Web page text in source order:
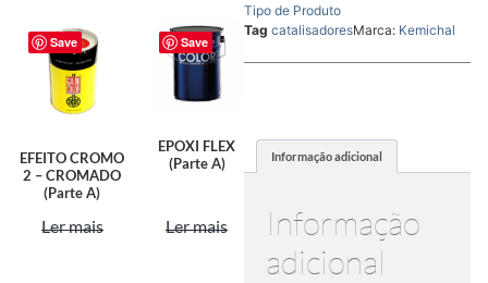
Save
EFEITO CROMO
2 – CROMADO
(Parte A)
Ler mais
Save
EPOXI FLEX
(Parte A)
Ler mais
Tipo de Produto
Tag catalisadoresMarca: Kemichal
Informação adicional
Informação
adicional